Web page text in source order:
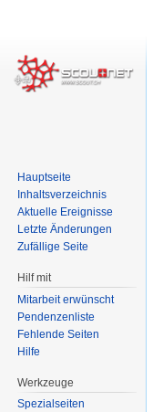
Hauptseite
Inhaltsverzeichnis
Aktuelle Ereignisse
Letzte Änderungen
Zufällige Seite
Hilf mit
Mitarbeit erwünscht
Pendenzenliste
Fehlende Seiten
Hilfe
Werkzeuge
Spezialseiten